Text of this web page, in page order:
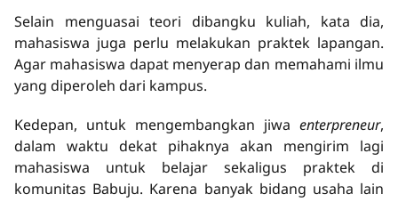
Selain menguasai teori dibangku kuliah, kata dia,
mahasiswa juga perlu melakukan praktek lapangan.
Agar mahasiswa dapat menyerap dan memahami ilmu
yang diperoleh dari kampus.
Kedepan, untuk mengembangkan jiwa enterpreneur,
dalam waktu dekat pihaknya akan mengirim lagi
mahasiswa untuk belajar sekaligus praktek di
komunitas Babuju. Karena banyak bidang usaha lain